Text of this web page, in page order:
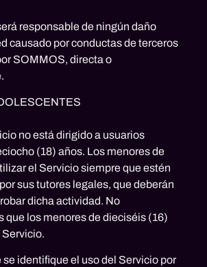
responsable de ningún daño
causado por conductas de terceros
SOMMOS, directa o
no está dirigido a usuarios
(18) años. Los menores de
el Servicio siempre que estén
sus tutores legales, que deberán
dicha actividad. No
que los menores de dieciséis (16)
se identifique el uso del Servicio por